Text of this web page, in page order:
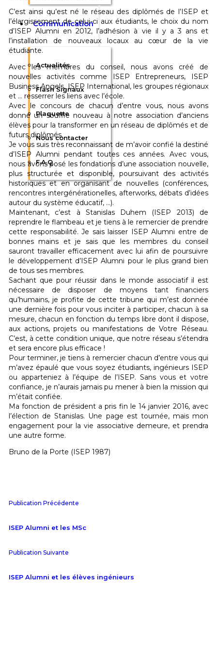
Communication
Actualités
Flash Signaux
Plaquette
Nous contacter
F.A.Q
C’est ainsi qu’est né le réseau des diplômés de l’ISEP et
l’élargissement de celui-ci aux étudiants, le choix du nom
d’ISEP Alumni en 2012, l’adhésion à vie il y a 3 ans et
l’installation de nouveaux locaux au cœur de la vie
étudiante.
Avec les membres du conseil, nous avons créé de
nouvelles activités comme ISEP Entrepreneurs, ISEP
Business Angels, ISEP International, les groupes régionaux
et … resserrer les liens avec l’école.
Avec le concours de chacun d’entre vous, nous avons
donné un souffle nouveau à notre association d’anciens
élèves pour la transformer en un réseau de diplômés et de
futurs diplômés.
Je vous suis très reconnaissant de m’avoir confié la destiné
d’ISEP Alumni pendant toutes ces années. Avec vous,
nous avons posé les fondations d’une association nouvelle,
plus structurée et disponible, poursuivant des activités
historiques et en organisant de nouvelles (conférences,
rencontres intergénérationelles, afterworks, débats d’idées
autour du système éducatif, …).
Maintenant, c’est à Stanislas Duhem (ISEP 2013) de
reprendre le flambeau et je tiens à le remercier de prendre
cette responsabilité. Je sais laisser ISEP Alumni entre de
bonnes mains et je sais que les membres du conseil
sauront travailler efficacement avec lui afin de poursuivre
le développement d’ISEP Alumni pour le plus grand bien
de tous ses membres.
Sachant que pour réussir dans le monde associatif il est
nécessaire de disposer de moyens tant financiers
qu’humains, je profite de cette tribune qui m’est donnée
une dernière fois pour vous inciter à participer, chacun à sa
mesure, chacun en fonction du temps libre dont il dispose,
aux actions, projets ou manifestations de Votre Réseau.
C’est, à cette condition unique, que notre réseau s’étendra
et sera encore plus efficace !
Pour terminer, je tiens à remercier chacun d’entre vous qui
m’avez épaulé que vous soyez étudiants, ingénieurs ISEP
ou apparteniez à l’équipe de l’ISEP. Sans vous et votre
confiance, je n’aurais jamais pu mener à bien la mission qui
m’était confiée.
Ma fonction de président a pris fin le 14 janvier 2016, avec
l’élection de Stanislas. Une page est tournée, mais mon
engagement pour la vie associative demeure, et prendra
une autre forme.
Bruno de la Porte (ISEP 1987)
Publication Précédente
ISEP Alumni et les MSc
Publication Suivante
ISEP Alumni et les élèves ingénieurs